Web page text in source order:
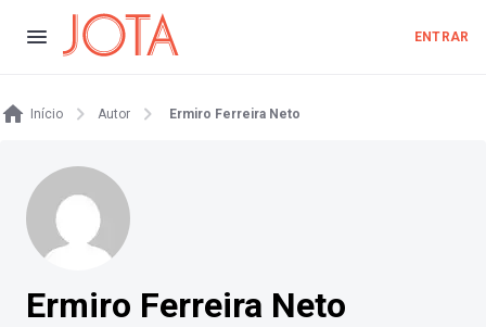
ENTRAR
Início Autor Ermiro Ferreira Neto
Ermiro Ferreira Neto